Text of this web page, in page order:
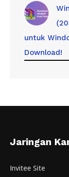
untuk
Download!
Jaringan
Invitee Site